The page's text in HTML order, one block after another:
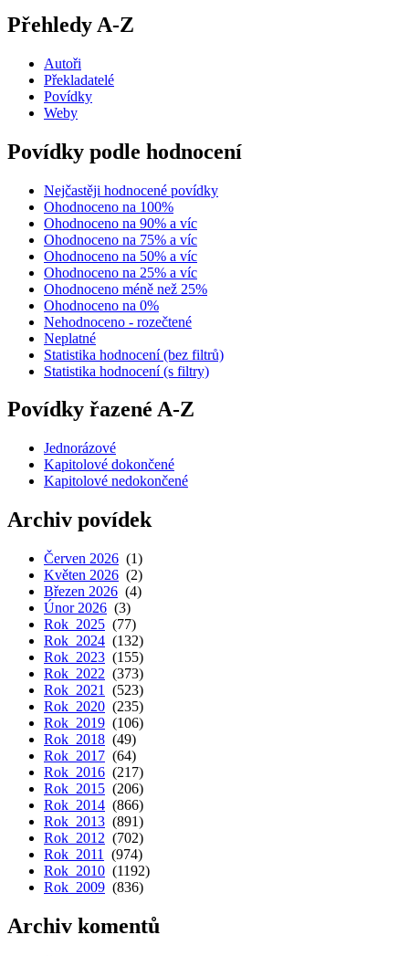
Přehledy A-Z
Autoři
Překladatelé
Povídky
Weby
Povídky podle hodnocení
Nejčastěji hodnocené povídky
Ohodnoceno na 100%
Ohodnoceno na 90% a víc
Ohodnoceno na 75% a víc
Ohodnoceno na 50% a víc
Ohodnoceno na 25% a víc
Ohodnoceno méně než 25%
Ohodnoceno na 0%
Nehodnoceno - rozečtené
Neplatné
Statistika hodnocení (bez filtrů)
Statistika hodnocení (s filtry)
Povídky řazené A-Z
Jednorázové
Kapitolové dokončené
Kapitolové nedokončené
Archiv povídek
Červen 2026 (1)
Květen 2026 (2)
Březen 2026 (4)
Únor 2026 (3)
Rok 2025 (77)
Rok 2024 (132)
Rok 2023 (155)
Rok 2022 (373)
Rok 2021
(523)
Rok 2020 (235)
Rok 2019 (106)
Rok 2018 (49)
Rok 2017 (64)
Rok 2016 (217)
Rok 2015 (206)
Rok 2014 (866)
Rok 2013 (891)
Rok 2012 (702)
Rok 2011
(974)
Rok 2010 (1192)
Rok 2009 (836)
Archiv komentů